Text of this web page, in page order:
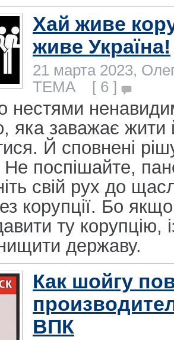
Хай живе
живе Україна!
21 марта 2023,
ТЕМА [ 6 ]
нестями
яка заважає жити
Й сповнені
Не поспішайте,
свій рух до
корупції. Бо
ту корупцію,
державу.
Как шойгу
ВПК